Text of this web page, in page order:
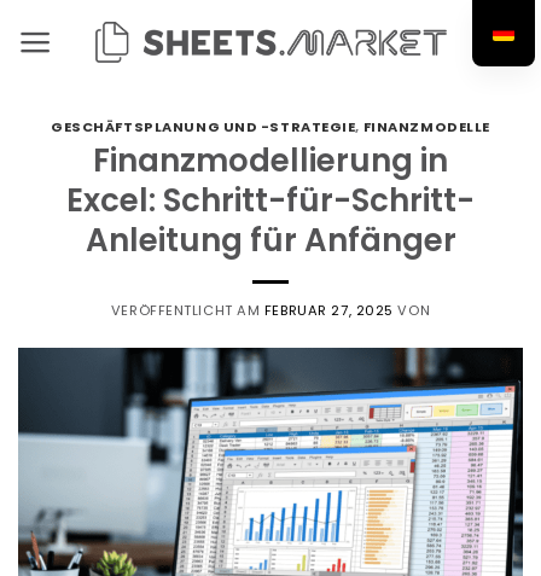
Inhalt
GESCHÄFTSPLANUNG UND -STRATEGIE, FINANZMODELLE
Finanzmodellierung in
Excel: Schritt-für-Schritt-
Anleitung für Anfänger
VERÖFFENTLICHT AM FEBRUAR 27, 2025 VON